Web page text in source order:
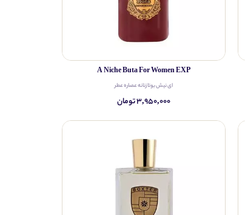
A Niche Buta For Women EXP
ای نیش بوتا زنانه عصاره عطر
۳,۹۵۰,۰۰۰ تومان